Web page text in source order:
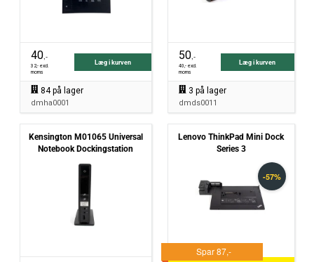
40,-
32,- excl.
moms
Læg i kurven
84på lager
dmha0001
50,-
40,- excl.
moms
Læg i kurven
3 på lager
dmds0011
Kensington M01065 Universal
Notebook Dockingstation
Lenovo ThinkPad Mini Dock
Series 3